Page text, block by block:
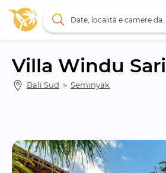
Villa Windu Sari
Bali Sud ＞ Seminyak